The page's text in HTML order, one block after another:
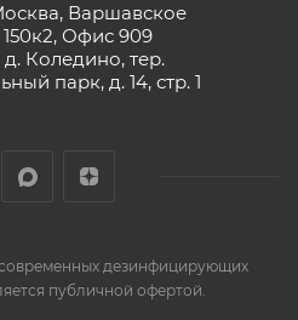
Варшавское
Офис 909
д. Коледино, тер.
парк, д. 14, стр. 1
дезинфицирующих
публичной офертой.